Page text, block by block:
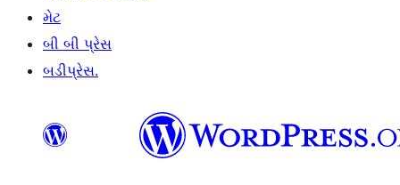
મેટ
બી બી પ્રેસ
બડીપ્રેસ.